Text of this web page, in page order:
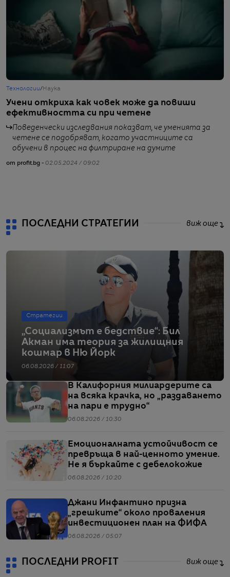
Технологии/ Наука
Учени откриха как човек може да повиши
ефективността си при четене
Поведенчески изследвания показват, че уменията за
четене се подобряват, когато участниците са
обучени в процес на филтриране на думите
от profit.bg - 02.05.2024 / 09:02
ПОСЛЕДНИ СТРАТЕГИИ виж още
Стратегии
„Социализмът е бедствие“: Бил
Акман има теория за жилищния
кошмар в Ню Йорк
06.08.2026 / 11:07
В Калифорния милиардерите са
на всяка крачка, но „раздаването
на пари е трудно“
06.08.2026 / 10:30
Емоционалната устойчивост се
превръща в най-ценното умение.
Не я бъркайте с дебелокожие
06.08.2026 / 10:20
Джани Инфантино призна
„грешките“ около проваления
инвестиционен план на ФИФА
06.08.2026 / 05:07
ПОСЛЕДНИ PROFIT виж още